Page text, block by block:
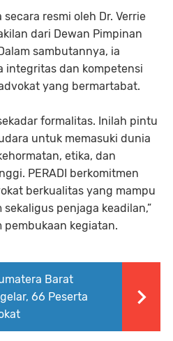
secara resmi oleh Dr. Verrie
dari Dewan Pimpinan
sambutannya, ia
integritas dan kompetensi
yang bermartabat.
formalitas. Inilah pintu
untuk memasuki dunia
etika, dan
PERADI berkomitmen
berkualitas yang mampu
penjaga keadilan,”
pembukaan kegiatan.
Barat
66 Peserta